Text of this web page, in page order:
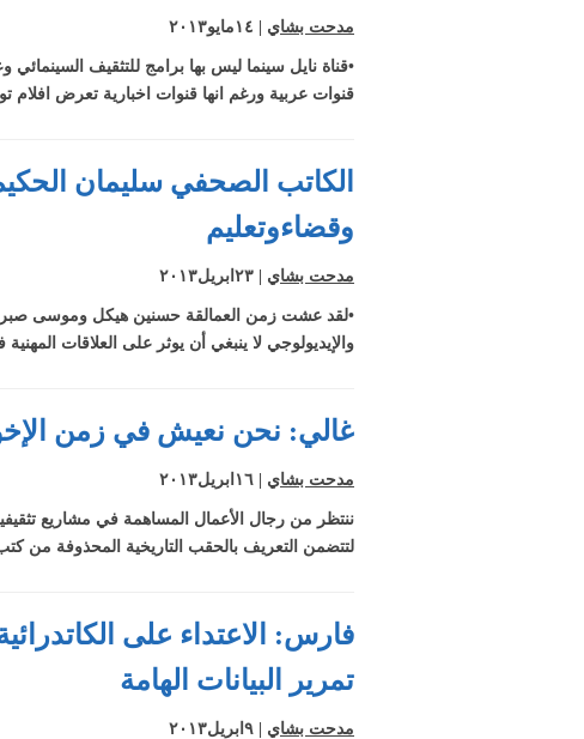
مدحت بشاي
•قناة نايل سينما ليس بها برامج للتثقيف السينمائي
قنوات عربية ورغم انها قنوات اخبارية تعرض افلام
الكاتب الصحفي سليمان
وقضاءوتعليم
مدحت بشاي
•لقد عشت زمن العمالقة حسنين هيكل وموسى صبري
والإيديولوجي لا ينبغي أن يوثر على العلاقات
غالي: نحن نعيش في زمن
مدحت بشاي
ننتظر من رجال الأعمال المساهمة في مشاريع تثقيفية
لتتضمن التعريف بالحقب التاريخية المحذوفة من
فارس: الاعتداء على
تمرير البيانات الهامة
مدحت بشاي